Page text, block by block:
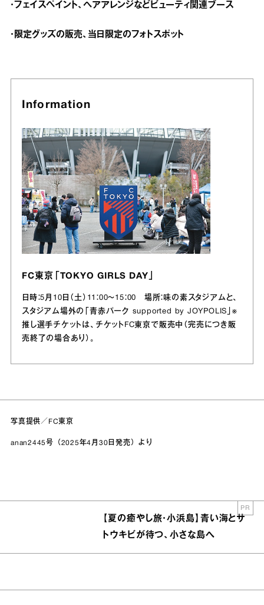
・フェイスペイント、ヘアアレンジなどビューティ関連ブース
・限定グッズの販売、当日限定のフォトスポット
Information
FC東京「TOKYO GIRLS DAY」
日時：5月10日（土）11：00～15：00 場所：味の素スタジアムと、
スタジアム場外の「青赤パーク supported by JOYPOLIS」※
推し選手チケットは、チケットFC東京で販売中（完売につき販
売終了の場合あり）。
写真提供／FC東京
anan2445号（2025年4月30日発売）より
【夏の癒やし旅・小浜島】青い海とサ
トウキビが待つ、小さな島へ
PR